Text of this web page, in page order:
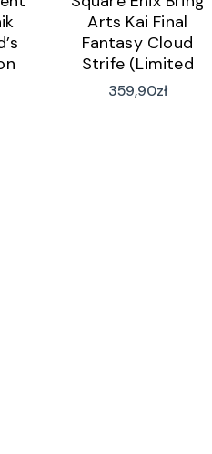
Arts Kai Final
Fantasy Cloud
Strife (Limited
Version)
359,90zł